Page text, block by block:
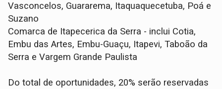
Vasconcelos, Guararema, Itaquaquecetuba, Poá e
Suzano
Comarca de Itapecerica da Serra - inclui Cotia,
Embu das Artes, Embu-Guaçu, Itapevi, Taboão da
Serra e Vargem Grande Paulista
Do total de oportunidades, 20% serão reservadas